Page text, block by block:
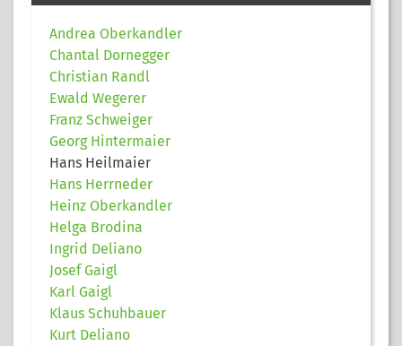
Andrea Oberkandler
Chantal Dornegger
Christian Randl
Ewald Wegerer
Franz Schweiger
Georg Hintermaier
Hans Heilmaier
Hans Herrneder
Heinz Oberkandler
Helga Brodina
Ingrid Deliano
Josef Gaigl
Karl Gaigl
Klaus Schuhbauer
Kurt Deliano